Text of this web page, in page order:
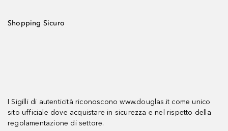
Shopping Sicuro
I Sigilli di autenticità riconoscono www.douglas.it come unico
sito ufficiale dove acquistare in sicurezza e nel rispetto della
regolamentazione di settore.